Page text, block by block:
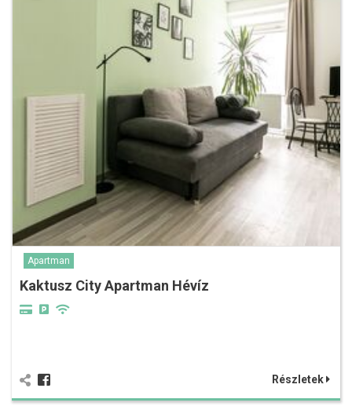
Apartman
Kaktusz City Apartman Hévíz
Részletek